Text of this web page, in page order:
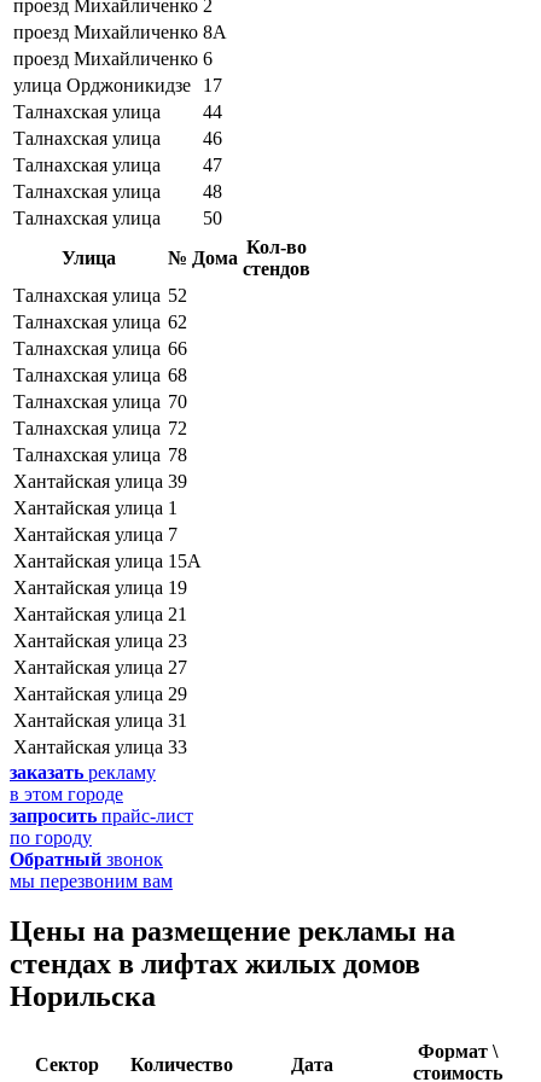
проезд Михайличенко 2
проезд Михайличенко 8А
проезд Михайличенко 6
улица Орджоникидзе
17
Талнахская улица
44
Талнахская улица
46
Талнахская улица
47
Талнахская улица
48
Талнахская улица
50
Улица
№ Дома
Кол-во
стендов
Талнахская улица 52
Талнахская улица 62
Талнахская улица 66
Талнахская улица 68
Талнахская улица 70
Талнахская улица 72
Талнахская улица 78
Хантайская улица 39
Хантайская улица 1
Хантайская улица 7
Хантайская улица 15А
Хантайская улица 19
Хантайская улица 21
Хантайская улица 23
Хантайская улица 27
Хантайская улица 29
Хантайская улица 31
Хантайская улица 33
заказать рекламу
в этом городе
запросить прайс-лист
по городу
Обратный звонок
мы перезвоним вам
Цены на размещение рекламы на
cтендах в лифтах жилых домов
Норильска
Сектор
Количество
Дата
Формат \
стоимость